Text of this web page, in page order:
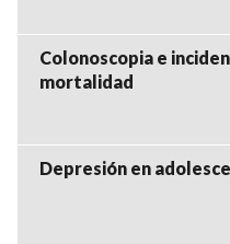
Colonoscopia e
mortalidad
Depresión en